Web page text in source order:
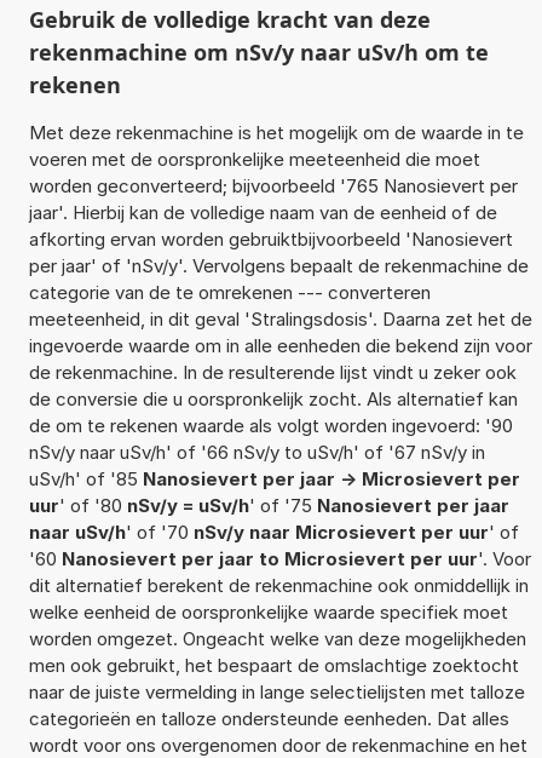
Gebruik de volledige kracht van deze
rekenmachine om nSv/y naar uSv/h om te
rekenen
Met deze rekenmachine is het mogelijk om de waarde in te
voeren met de oorspronkelijke meeteenheid die moet
worden geconverteerd; bijvoorbeeld '765 Nanosievert per
jaar'. Hierbij kan de volledige naam van de eenheid of de
afkorting ervan worden gebruiktbijvoorbeeld 'Nanosievert
per jaar' of 'nSv/y'. Vervolgens bepaalt de rekenmachine de
categorie van de te omrekenen --- converteren
meeteenheid, in dit geval 'Stralingsdosis'. Daarna zet het de
ingevoerde waarde om in alle eenheden die bekend zijn voor
de rekenmachine. In de resulterende lijst vindt u zeker ook
de conversie die u oorspronkelijk zocht. Als alternatief kan
de om te rekenen waarde als volgt worden ingevoerd: '90
nSv/y naar uSv/h' of '66 nSv/y to uSv/h' of '67 nSv/y in
uSv/h' of '85 Nanosievert per jaar -> Microsievert per
uur' of '80 nSv/y = uSv/h' of '75 Nanosievert per jaar
naar uSv/h' of '70 nSv/y naar Microsievert per uur' of
'60 Nanosievert per jaar to Microsievert per uur'. Voor
dit alternatief berekent de rekenmachine ook onmiddellijk in
welke eenheid de oorspronkelijke waarde specifiek moet
worden omgezet. Ongeacht welke van deze mogelijkheden
men ook gebruikt, het bespaart de omslachtige zoektocht
naar de juiste vermelding in lange selectielijsten met talloze
categorieën en talloze ondersteunde eenheden. Dat alles
wordt voor ons overgenomen door de rekenmachine en het